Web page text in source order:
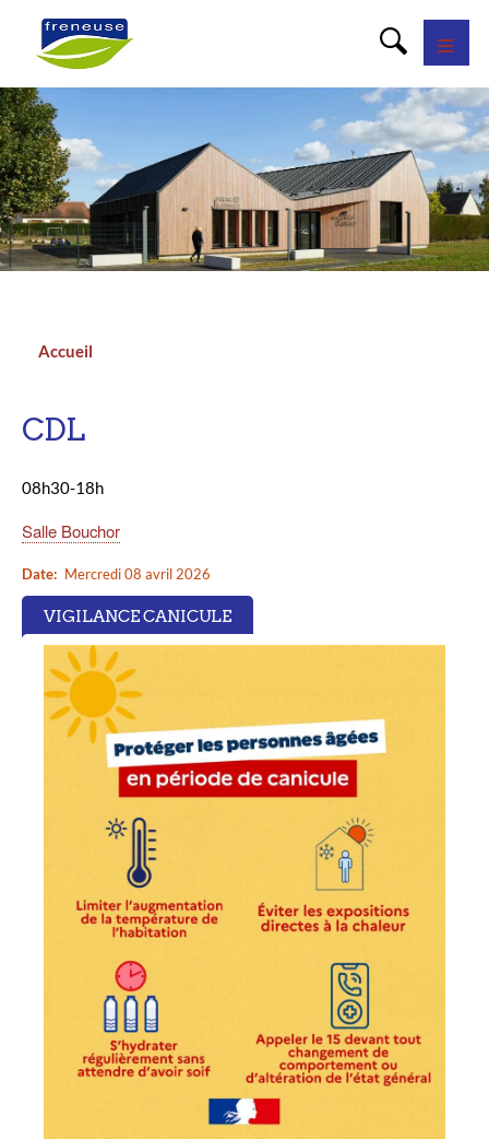
Accueil
CDL
08h30-18h
Salle Bouchor
Date Mercredi 08 avril 2026
VIGILANCE CANICULE